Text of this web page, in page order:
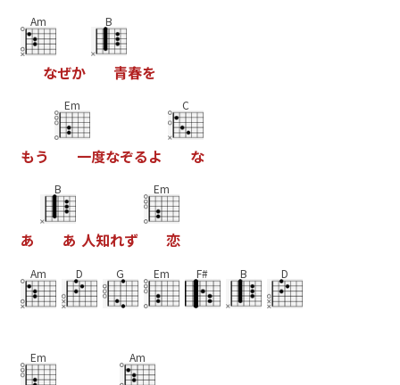
Am
なぜか
B
青春を
もう
Em
一度なぞるよ
C
な
あ
B
あ 人知れず
Em
恋
Am D G Em F# B D
Em Am